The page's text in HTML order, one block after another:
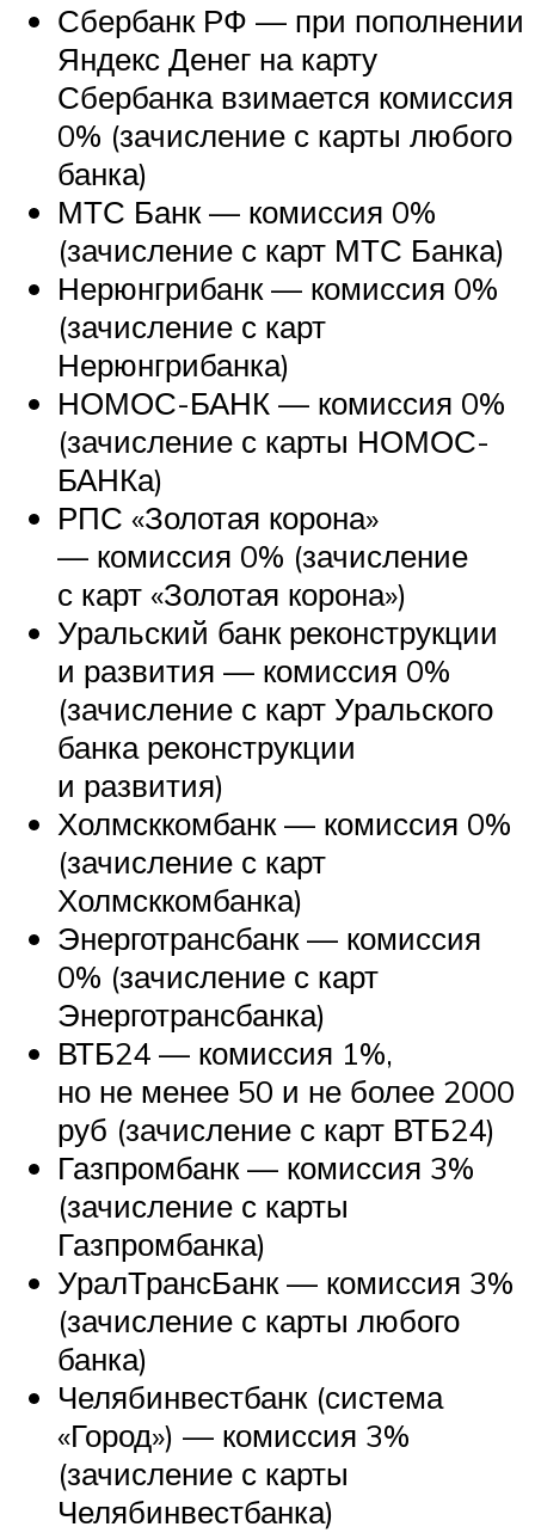
Сбербанк РФ — при пополнении
Яндекс Денег на карту
Сбербанка взимается комиссия
0% (зачисление с карты любого
банка)
МТС Банк — комиссия 0%
(зачисление с карт МТС Банка)
Нерюнгрибанк — комиссия 0%
(зачисление с карт
Нерюнгрибанка)
НОМОС-БАНК — комиссия 0%
(зачисление с карты НОМОС-
БАНКа)
РПС «Золотая корона»
— комиссия 0% (зачисление
с карт «Золотая корона»)
Уральский банк реконструкции
и развития — комиссия 0%
(зачисление с карт Уральского
банка реконструкции
и развития)
Холмсккомбанк — комиссия 0%
(зачисление с карт
Холмсккомбанка)
Энерготрансбанк — комиссия
0% (зачисление с карт
Энерготрансбанка)
ВТБ24 — комиссия 1%,
но не менее 50 и не более 2000
руб (зачисление с карт ВТБ24)
Газпромбанк — комиссия 3%
(зачисление с карты
Газпромбанка)
УралТрансБанк — комиссия 3%
(зачисление с карты любого
банка)
Челябинвестбанк (система
«Город») — комиссия 3%
(зачисление с карты
Челябинвестбанка)